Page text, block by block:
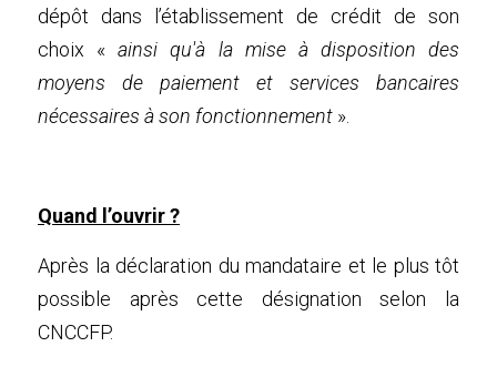
dépôt dans l’établissement de crédit de son
choix « ainsi qu'à la mise à disposition des
moyens de paiement et services bancaires
nécessaires à son fonctionnement ».
Quand l’ouvrir ?
Après la déclaration du mandataire et le plus tôt
possible après cette désignation selon la
CNCCFP.